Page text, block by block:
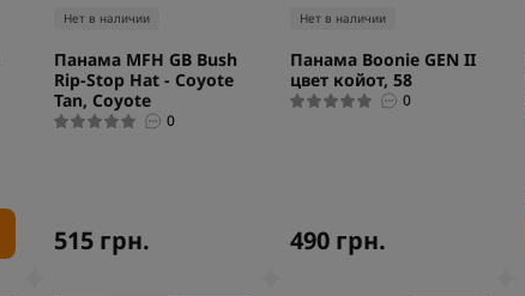
Нет в наличии
Панама MFH GB Bush
Rip-Stop Hat - Coyote
Tan, Coyote
0
515 грн.
Нет в наличии
Панама Boonie GEN II
цвет койот, 58
0
490 грн.